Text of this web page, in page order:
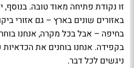
זו נקודת פתיחה מאוד טובה. בנוסף,
באזורים שונים בארץ – גם אזורי
בחיפה – אבל בכל מקרה, אנחנו
בקפידה. אנחנו בוחנים את
ניגשים לכל דבר.